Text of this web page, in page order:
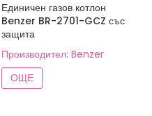
Единичен газов котлон
Benzer BR-2701-GCZ със
защита
Производител: Benzer
ОЩЕ